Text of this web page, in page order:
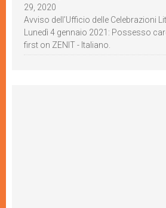
29, 2020
Avviso dell’Ufficio delle Celebrazioni
Lunedì 4 gennaio 2021: Possesso
first on ZENIT - Italiano.